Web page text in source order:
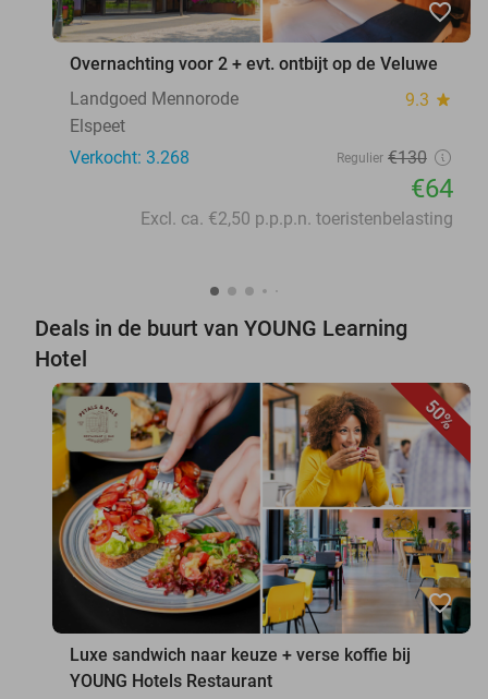
favorite_border
Overnachting voor 2 + evt. ontbijt op de Veluwe
Landgoed Mennorode
9.3 star
Elspeet
Verkocht: 3.268
Regulier €130
€64
Excl. ca. €2,50 p.p.p.n. toeristenbelasting
Deals in de buurt van YOUNG Learning
Hotel
50%
favorite_border
Luxe sandwich naar keuze + verse koffie bij
YOUNG Hotels Restaurant